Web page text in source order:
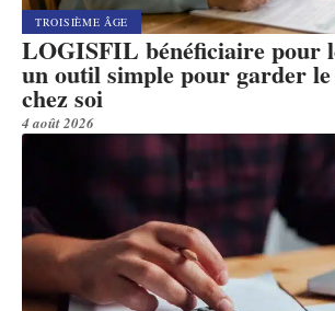
TROISIÈME ÂGE
LOGISFIL bénéficiaire pour
un outil simple pour garder
chez soi
4 août 2026